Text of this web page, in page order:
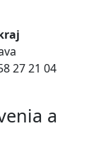
27 21 04
a